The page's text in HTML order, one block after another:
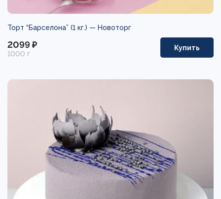
Торт “Барселона” (1 кг.) — Новоторг
2099 ₽
1000 г
Купить